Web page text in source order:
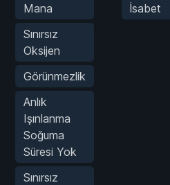
Mana
Sınırsız
Oksijen
Görünmezlik
Anlık
Işınlanma
Soğuma
Süresi Yok
Sınırsız
İsabet